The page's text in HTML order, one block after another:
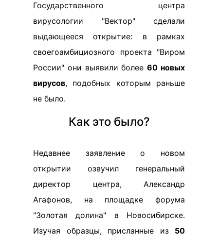
Государственного центра
вирусологии "Вектор" сделали
выдающееся открытие: в рамках
своегоамбициозного проекта "Виром
России" они выявили более60 новых
вирусов, подобных которым раньше
не было.
Как это было?
Недавнее заявление о новом
открытии озвучил генеральный
директор центра, Александр
Агафонов, на площадке форума
"Золотая долина" в Новосибирске.
Изучая образцы, присланные из 50